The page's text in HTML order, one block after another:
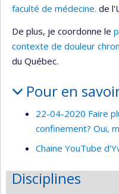
faculté de médecine. de
De plus, je coordonne le
contexte de douleur
du Québec.
Pour en
22-04-2020 Faire
confinement? Oui,
Chaine YouTube
Disciplines